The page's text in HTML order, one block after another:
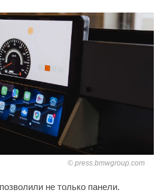
press.bmwgroup.com
не только панели.